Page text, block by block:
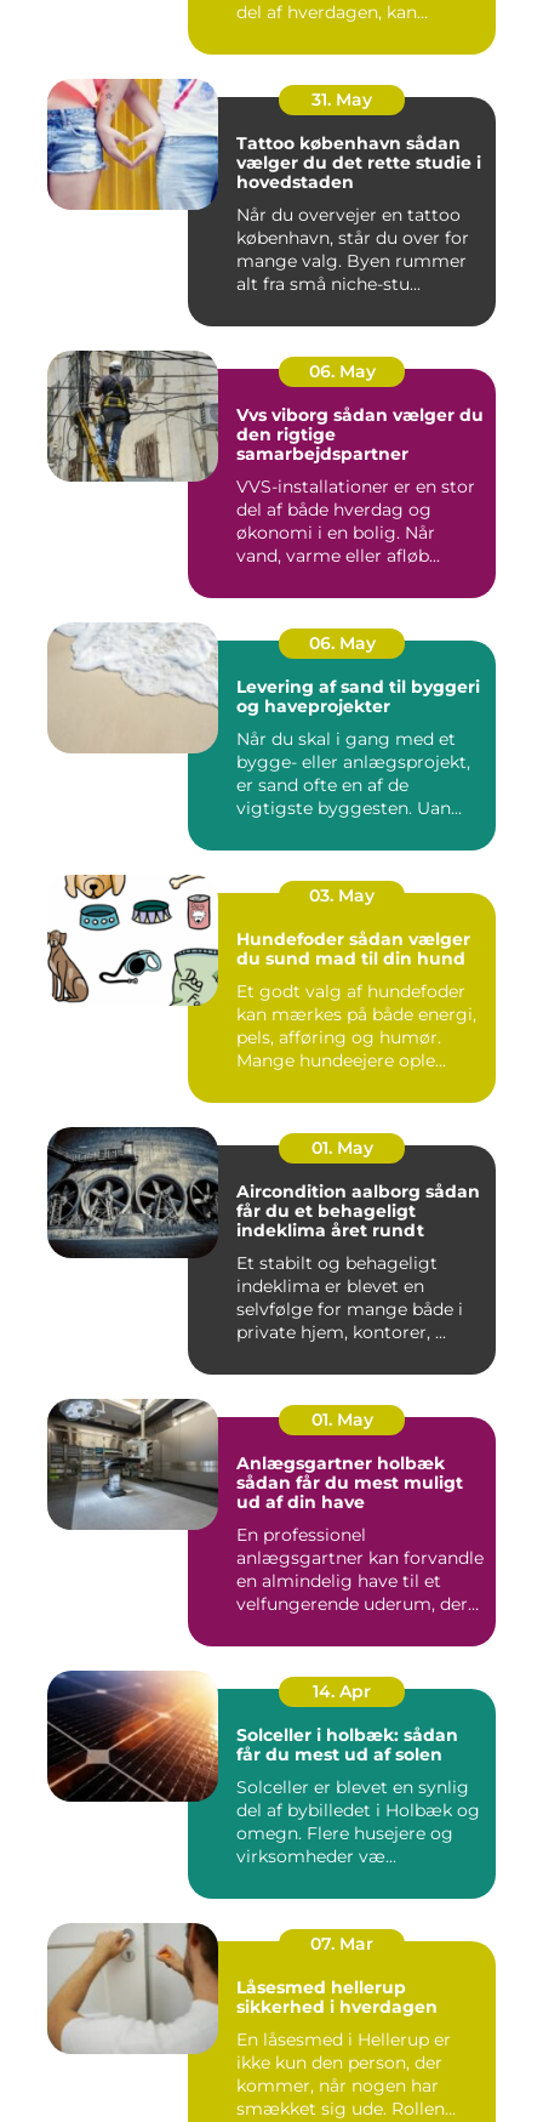
del af hverdagen, kan
31. May
Tattoo københavn sådan
vælger du det rette studie i
hovedstaden
Når du overvejer en tattoo
københavn, står du over for
mange valg. Byen rummer
alt fra små niche-stu...
06. May
Vvs viborg sådan vælger du
den rigtige
samarbejdspartner
VVS-installationer er en stor
del af både hverdag og
økonomi i en bolig. Når
vand, varme eller afløb...
06. May
Levering af sand til byggeri
og haveprojekter
Når du skal i gang med et
bygge- eller anlægsprojekt,
er sand ofte en af de
vigtigste byggesten. Uan...
03. May
Hundefoder sådan vælger
du sund mad til din hund
Et godt valg af hundefoder
kan mærkes på både energi,
pels, afføring og humør.
Mange hundeejere ople...
01. May
Aircondition aalborg sådan
får du et behageligt
indeklima året rundt
Et stabilt og behageligt
indeklima er blevet en
selvfølge for mange både i
private hjem, kontorer, ...
01. May
Anlægsgartner holbæk
sådan får du mest muligt
ud af din have
En professionel
anlægsgartner kan forvandle
en almindelig have til et
velfungerende uderum, der
14. Apr
Solceller i holbæk: sådan
får du mest ud af solen
Solceller er blevet en synlig
del af bybilledet i Holbæk og
omegn. Flere husejere og
virksomheder væ...
07. Mar
Låsesmed hellerup
sikkerhed i hverdagen
En låsesmed i Hellerup er
ikke kun den person, der
kommer, når nogen har
smækket sig ude. Rollen